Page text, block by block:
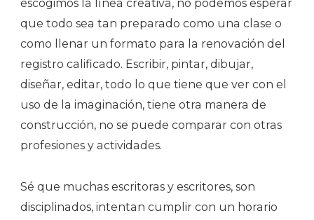
escogimos la línea creativa, no podemos esperar
que todo sea tan preparado como una clase o
como llenar un formato para la renovación del
registro calificado. Escribir, pintar, dibujar,
diseñar, editar, todo lo que tiene que ver con el
uso de la imaginación, tiene otra manera de
construcción, no se puede comparar con otras
profesiones y actividades.
Sé que muchas escritoras y escritores, son
disciplinados, intentan cumplir con un horario